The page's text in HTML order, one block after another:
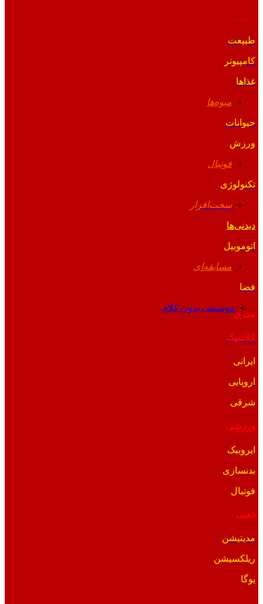
طبیعت
کامپیوتر
غذاها
میوه‌ها
حیوانات
ورزش
فوتبال
تکنولوژی
سخت‌افزار
دیدنی‌ها
اتوموبیل
مسابقه‌ای
فضا
موسیقی بدون کلام
مدرن
کلاسیک
ایرانی
اروپایی
شرقی
ورزشی
ایروبیک
بدنسازی
فوتبال
ذهنی
مدیتیشن
ریلکسیشن
یوگا